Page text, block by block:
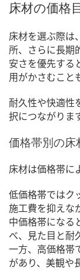
床材の価格
床材を選ぶ際は
所、さらに長期
安さを優先する
用がかさむこと
耐久性や快適性
択につながりま
価格帯別の床
床材は価格帯に
低価格帯ではク
施工費を抑えな
中価格帯になる
べ、見た目と耐
一方、高価格帯
があり、美観や